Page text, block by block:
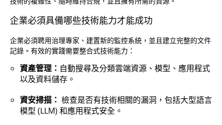
企業必須具備哪些技術能力才能成功
企業必須聘用治理專家、建置新的監控系統，並且建立完整的文件
記錄。有效的實踐需要整合式技術能力：
資產管理： 自動搜尋及分類雲端資源、模型、應用程式
以及資料儲存。
資安掃描： 檢查是否有技術相關的漏洞，包括大型語言
模型 (LLM) 和應用程式安全。